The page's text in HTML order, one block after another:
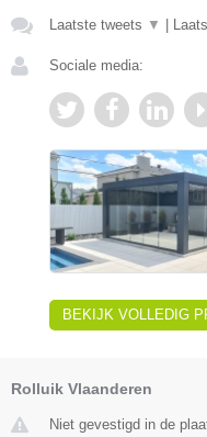
Laatste tweets ▼
Sociale media:
BEKIJK VOLLEDIG
Rolluik Vlaanderen
Niet gevestigd in de